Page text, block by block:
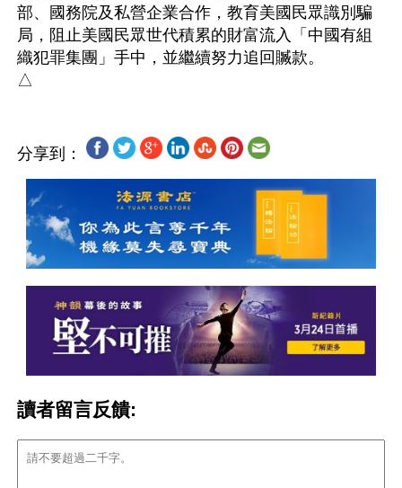
部、國務院及私營企業合作，教育美國民眾識別騙
局，阻止美國民眾世代積累的財富流入「中國有組
織犯罪集團」手中，並繼續努力追回贓款。
分享到：
讀者留言反饋: